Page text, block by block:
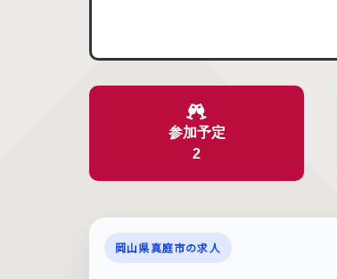
参加予定
2
岡山県真庭市の求人